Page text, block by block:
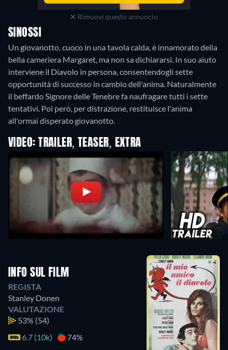
Rimuovi questo annuncio
SINOSSI
Un giovanotto, cuoco in una tavola calda, è innamorato della
bella cameriera Margaret, ma non sa dichiararsi. In suo aiuto
interviene il Diavolo in persona, consentendogli sette
opportunità di successo in cambio dell'anima. Naturalmente
il beffardo Signore delle Tenebre fa naufragare tutti i sette
tentativi. Poi però, per distrazione, restituisce l'anima
all'ormai disperato giovanotto.
VIDEO: TRAILER, TEASER, EXTRA
INFO SUL FILM
REGISTA
Stanley Donen
VALUTAZIONE
53% (54)
6.7 (10k)
74%